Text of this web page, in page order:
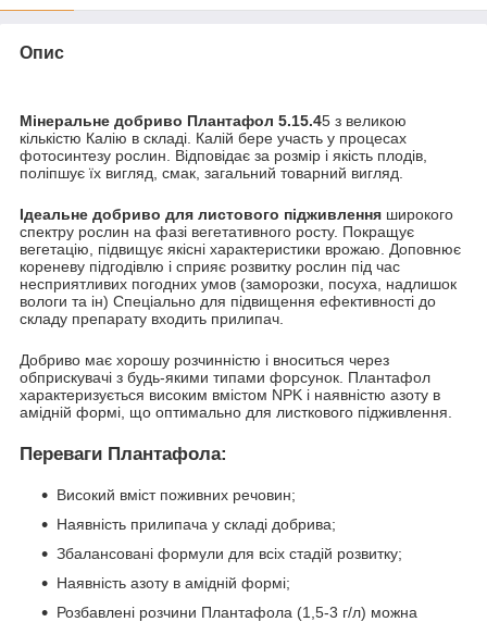
Опис
Мінеральне добриво Плантафол 5.15.45 з великою
кількістю Калію в складі. Калій бере участь у процесах
фотосинтезу рослин. Відповідає за розмір і якість плодів,
поліпшує їх вигляд, смак, загальний товарний вигляд.
Ідеальне добриво для листового підживлення широкого
спектру рослин на фазі вегетативного росту. Покращує
вегетацію, підвищує якісні характеристики врожаю. Доповнює
кореневу підгодівлю і сприяє розвитку рослин під час
несприятливих погодних умов (заморозки, посуха, надлишок
вологи та ін) Спеціально для підвищення ефективності до
складу препарату входить прилипач.
Добриво має хорошу розчинністю і вноситься через
обприскувачі з будь-якими типами форсунок. Плантафол
характеризується високим вмістом NPK і наявністю азоту в
амідній формі, що оптимально для листкового підживлення.
Переваги Плантафола:
Високий вміст поживних речовин;
Наявність прилипача у складі добрива;
Збалансовані формули для всіх стадій розвитку;
Наявність азоту в амідній формі;
Розбавлені розчини Плантафола (1,5-3 г/л) можна